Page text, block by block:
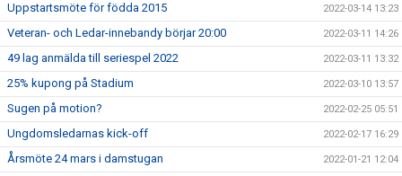
Uppstartsmöte för födda 2015 2022-03-14 13:23
Veteran- och Ledar-innebandy börjar 20:00 2022-03-11 14:26
49 lag anmälda till seriespel 2022 2022-03-11 13:32
25% kupong på Stadium 2022-03-10 13:57
Sugen på motion? 2022-02-25 05:51
Ungdomsledarnas kick-off 2022-02-17 16:29
Årsmöte 24 mars i damstugan 2022-01-21 12:04